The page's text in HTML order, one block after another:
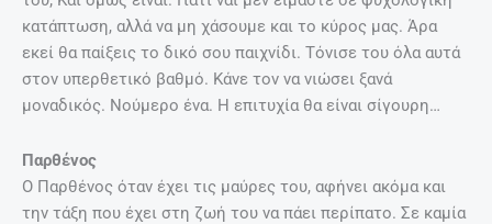
κατάπτωση, αλλά να μη χάσουμε και το κύρος μας. Άρα
εκεί θα παίξεις το δικό σου παιχνίδι. Τόνισε του όλα αυτά
στον υπερθετικό βαθμό. Κάνε τον να νιώσει ξανά
μοναδικός. Νούμερο ένα. Η επιτυχία θα είναι σίγουρη…
Παρθένος
Ο Παρθένος όταν έχει τις μαύρες του, αφήνει ακόμα και
την τάξη που έχει στη ζωή του να πάει περίπατο. Σε καμία